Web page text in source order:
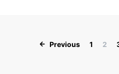
Previous 1 2